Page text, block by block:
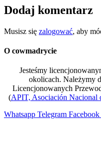
Dodaj komentarz
Musisz się zalogować, aby
O cowmadrycie
Jesteśmy
okolicach. Należymy
Licencjonowanych
(APIT, Asociación Nacional
Whatsapp Telegram Facebook